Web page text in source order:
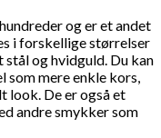
og er et andet
i forskellige størrelser
og hvidguld. Du kan
mere enkle kors,
look. De er også et
andre smykker som